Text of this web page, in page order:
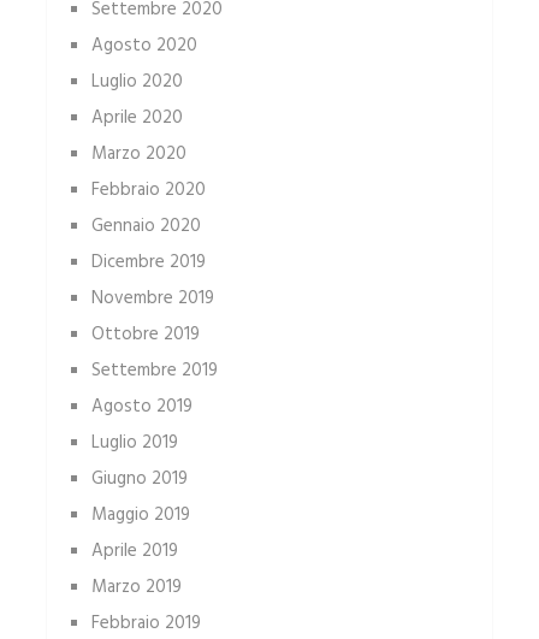
Settembre 2020
Agosto 2020
Luglio 2020
Aprile 2020
Marzo 2020
Febbraio 2020
Gennaio 2020
Dicembre 2019
Novembre 2019
Ottobre 2019
Settembre 2019
Agosto 2019
Luglio 2019
Giugno 2019
Maggio 2019
Aprile 2019
Marzo 2019
Febbraio 2019